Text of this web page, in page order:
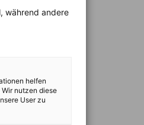
während andere
helfen
nutzen diese
User zu